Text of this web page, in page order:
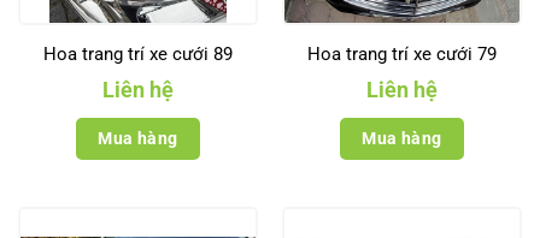
Hoa trang trí xe cưới 89
Liên hệ
Mua hàng
Hoa trang trí xe cưới 79
Liên hệ
Mua hàng